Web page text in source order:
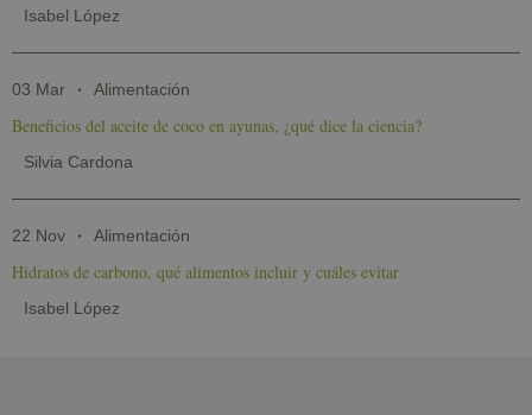
Isabel López
03 Mar Alimentación
Beneficios del aceite de coco en ayunas, ¿qué dice la ciencia?
Silvia Cardona
22 Nov Alimentación
Hidratos de carbono, qué alimentos incluir y cuáles evitar
Isabel López